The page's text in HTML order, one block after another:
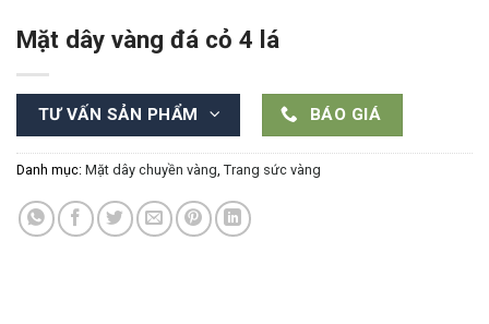
Mặt dây vàng đá cỏ 4 lá
TƯ VẤN SẢN PHẨM BÁO GIÁ
Danh mục: Mặt dây chuyền vàng, Trang sức vàng